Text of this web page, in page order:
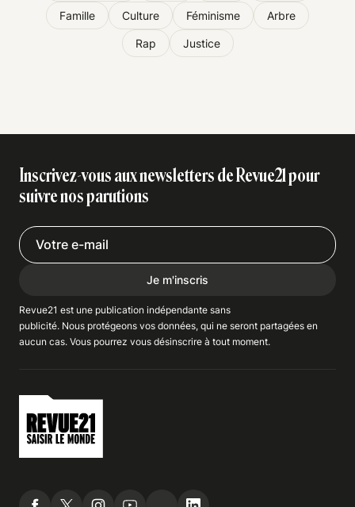
Famille Culture Féminisme Arbre
Rap Justice
Inscrivez-vous aux newsletters de Revue21 pour
suivre nos parutions
Je m'inscris
Revue21 est une publication indépendante sans
publicité. Nous protégeons vos données, qui ne seront partagées en
aucun cas. Vous pourrez vous désinscrire à tout moment.